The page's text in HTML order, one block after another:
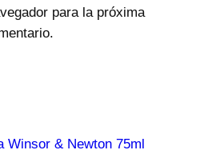
para la próxima